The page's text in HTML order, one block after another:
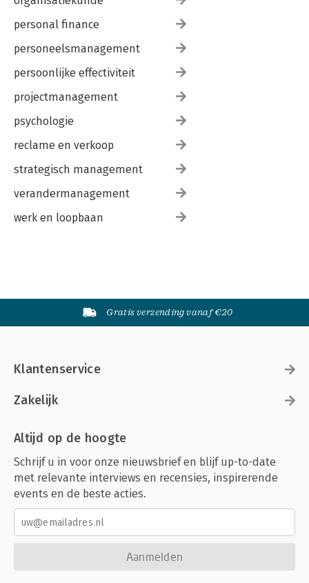
personal finance
personeelsmanagement
persoonlijke effectiviteit
projectmanagement
psychologie
reclame en verkoop
strategisch management
verandermanagement
werk en loopbaan
Gratis verzending vanaf €20
Klantenservice
Zakelijk
Altijd op de hoogte
Schrijf u in voor onze nieuwsbrief en blijf up-to-date
met relevante interviews en recensies, inspirerende
events en de beste acties.
Aanmelden